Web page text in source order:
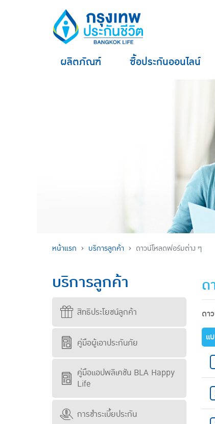
ผลิตภัณฑ์ ซื้อประกันออนไลน์
หน้าแรก บริการลูกค้า ดาวน์โหลดฟอร์มต่าง ๆ
บริการลูกค้า
สิทธิประโยชน์ลูกค้า
คู่มือผู้เอาประกันภัย
คู่มือแอปพลิเคชัน BLA Happy
Life
การชำระเบี้ยประกัน
ด
ดา
แ